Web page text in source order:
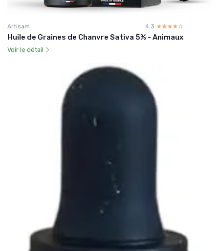
Artisam 4.3 ☆☆☆☆☆
★★★★★
Huile de Graines de Chanvre Sativa 5% - Animaux
Voir le détail